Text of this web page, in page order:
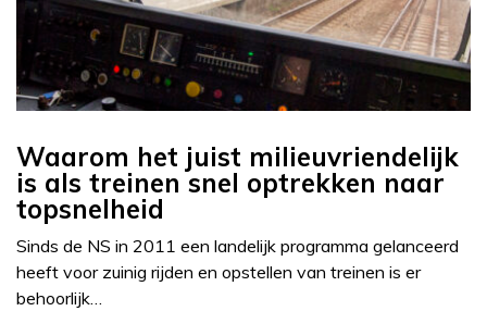
Waarom het juist milieuvriendelijk
is als treinen snel optrekken naar
topsnelheid
Sinds de NS in 2011 een landelijk programma gelanceerd
heeft voor zuinig rijden en opstellen van treinen is er
behoorlijk…